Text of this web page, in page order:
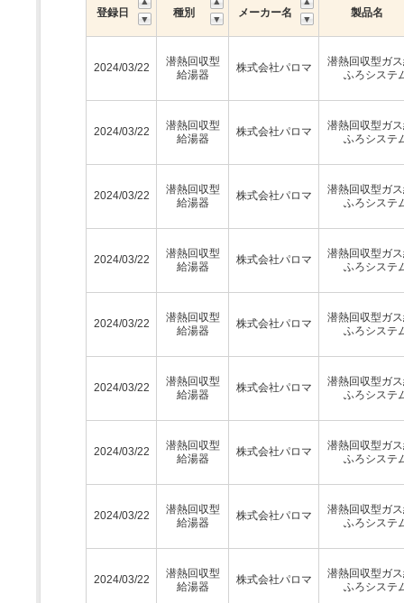
登録日 種別 メーカー名 製品名
2024/03/22
潜熱回収型
給湯器
株式会社パロマ
潜熱回収型ガ
ふろシステ
2024/03/22
潜熱回収型
給湯器
株式会社パロマ
潜熱回収型ガ
ふろシステ
2024/03/22
潜熱回収型
給湯器
株式会社パロマ
潜熱回収型ガ
ふろシステ
2024/03/22
潜熱回収型
給湯器
株式会社パロマ
潜熱回収型ガ
ふろシステ
2024/03/22
潜熱回収型
給湯器
株式会社パロマ
潜熱回収型ガ
ふろシステ
2024/03/22
潜熱回収型
給湯器
株式会社パロマ
潜熱回収型ガ
ふろシステ
2024/03/22
潜熱回収型
給湯器
株式会社パロマ
潜熱回収型ガ
ふろシステ
2024/03/22
潜熱回収型
給湯器
株式会社パロマ
潜熱回収型ガ
ふろシステ
2024/03/22
潜熱回収型
給湯器
株式会社パロマ
潜熱回収型ガ
ふろシステ